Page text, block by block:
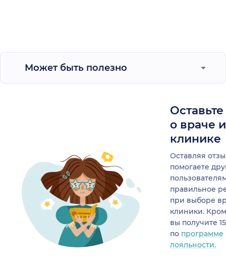
Может быть полезно
о враче
клинике
Оставляя
помогаете
правильное
при выборе
клиники.
вы получите
по программе
лояльности.